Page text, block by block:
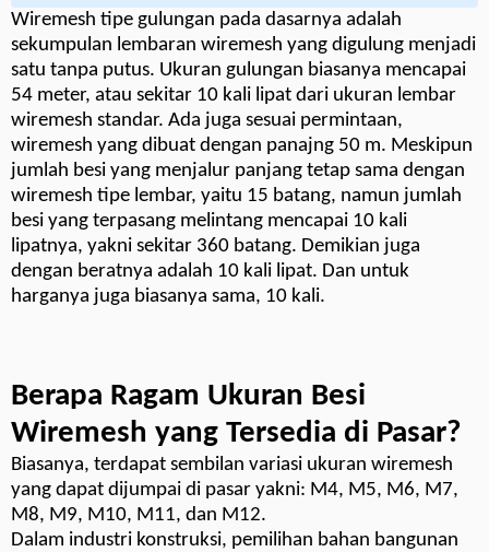
Wiremesh tipe gulungan pada dasarnya adalah
sekumpulan lembaran wiremesh yang digulung menjadi
satu tanpa putus. Ukuran gulungan biasanya mencapai
54 meter, atau sekitar 10 kali lipat dari ukuran lembar
wiremesh standar. Ada juga sesuai permintaan,
wiremesh yang dibuat dengan panajng 50 m. Meskipun
jumlah besi yang menjalur panjang tetap sama dengan
wiremesh tipe lembar, yaitu 15 batang, namun jumlah
besi yang terpasang melintang mencapai 10 kali
lipatnya, yakni sekitar 360 batang. Demikian juga
dengan beratnya adalah 10 kali lipat. Dan untuk
harganya juga biasanya sama, 10 kali.
Berapa Ragam Ukuran Besi
Wiremesh yang Tersedia di Pasar?
Biasanya, terdapat sembilan variasi ukuran wiremesh
yang dapat dijumpai di pasar yakni: M4, M5, M6, M7,
M8, M9, M10, M11, dan M12.
Dalam industri konstruksi, pemilihan bahan bangunan